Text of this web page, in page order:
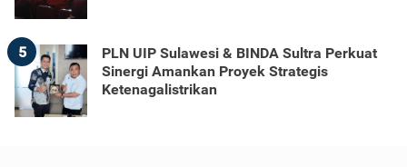
5
PLN UIP Sulawesi & BINDA Sultra Perkuat
Sinergi Amankan Proyek Strategis
Ketenagalistrikan